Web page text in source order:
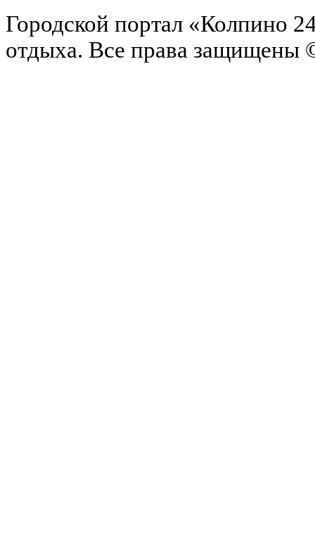
Городской портал «Колпино
отдыха. Все права защищены